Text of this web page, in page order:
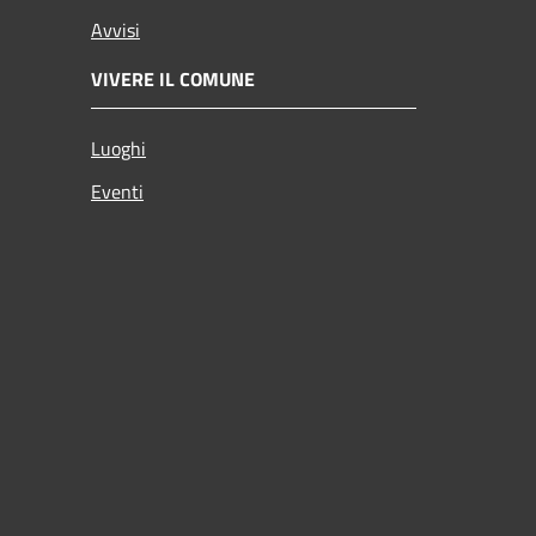
Avvisi
VIVERE IL COMUNE
Luoghi
Eventi